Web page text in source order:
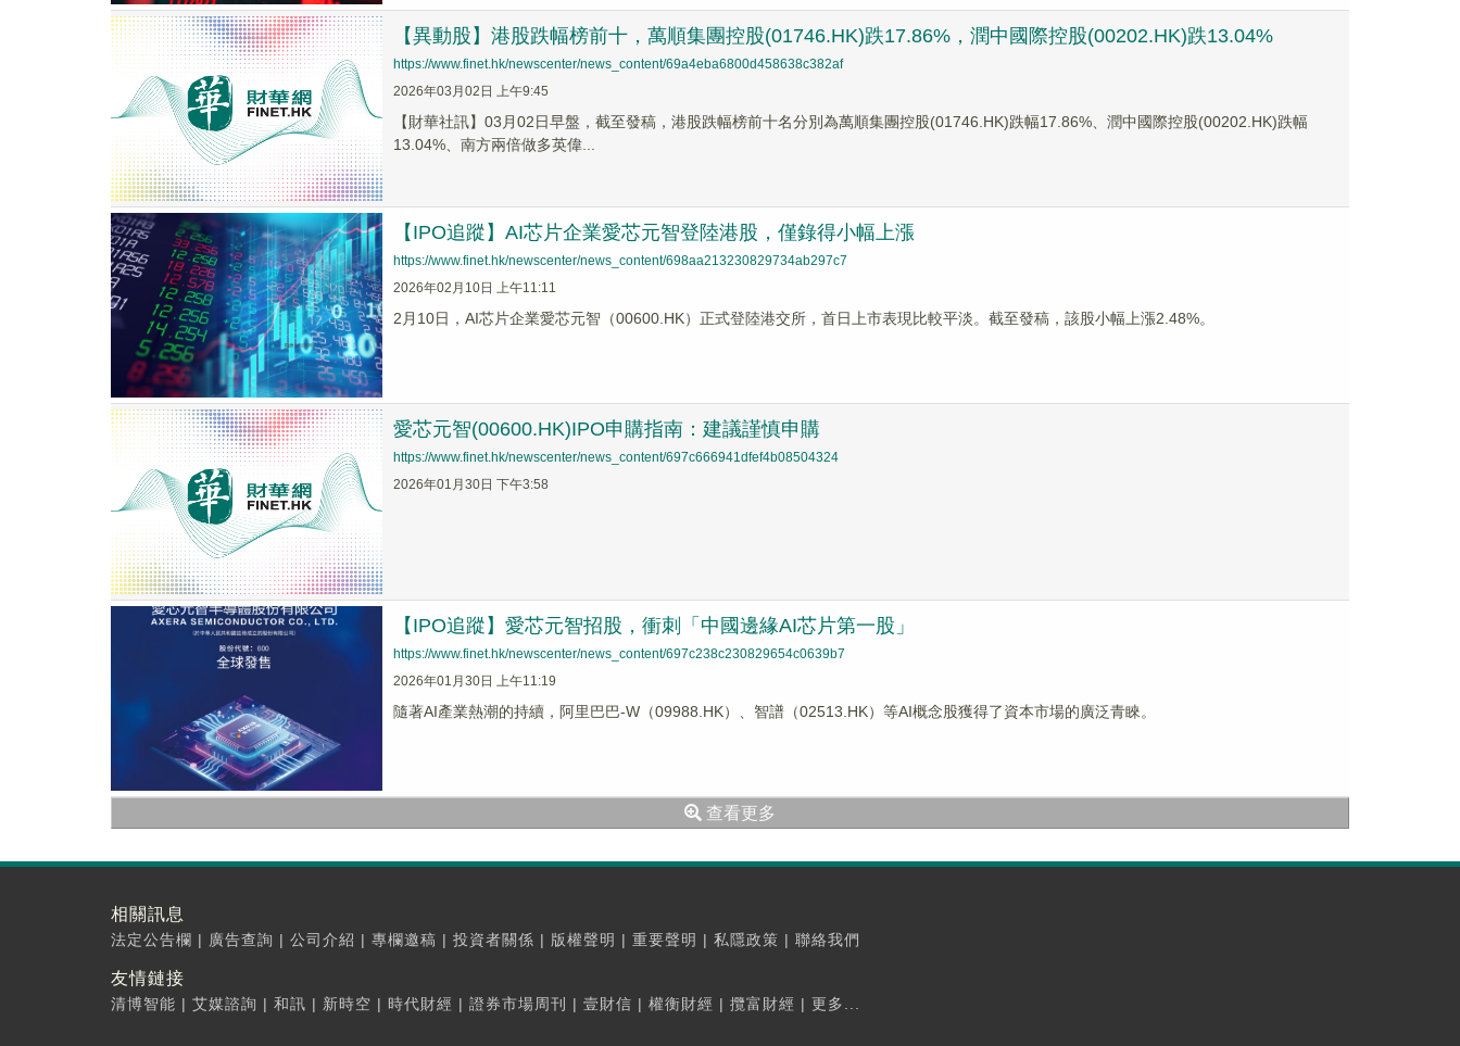
【異動股】港股跌幅榜前十，萬順集團控股(01746.HK)跌17.86%，潤中國際控股(00202.HK)跌13.04%
https://www.finet.hk/newscenter/news_content/69a4eba6800d458638c382af
2026年03月02日 上午9:45
【財華社訊】03月02日早盤，截至發稿，港股跌幅榜前十名分別為萬順集團控股(01746.HK)跌幅17.86%、潤中國際控股(00202.HK)跌幅
13.04%、南方兩倍做多英偉...
【IPO追蹤】AI芯片企業愛芯元智登陸港股，僅錄得小幅上漲
https://www.finet.hk/newscenter/news_content/698aa213230829734ab297c7
2026年02月10日 上午11:11
2月10日，AI芯片企業愛芯元智（00600.HK）正式登陸港交所，首日上市表現比較平淡。截至發稿，該股小幅上漲2.48%。
愛芯元智(00600.HK)IPO申購指南：建議謹慎申購
https://www.finet.hk/newscenter/news_content/697c666941dfef4b08504324
2026年01月30日 下午3:58
【IPO追蹤】愛芯元智招股，衝刺「中國邊緣AI芯片第一股」
https://www.finet.hk/newscenter/news_content/697c238c230829654c0639b7
2026年01月30日 上午11:19
隨著AI產業熱潮的持續，阿里巴巴-W（09988.HK）、智譜（02513.HK）等AI概念股獲得了資本市場的廣泛青睞。
查看更多
相關訊息
法定公告欄 | 廣告查詢 | 公司介紹 | 專欄邀稿 | 投資者關係 | 版權聲明 | 重要聲明 | 私隱政策 | 聯絡我們
友情鏈接
清博智能 | 艾媒諮詢 | 和訊 | 新時空 | 時代財經 | 證券市場周刊 | 壹財信 | 權衡財經 | 攬富財經 | 更多...